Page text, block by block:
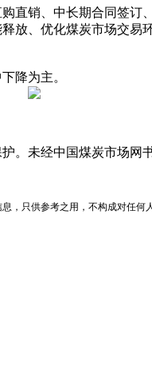
销、中长期合同签订
、优化煤炭市场交
降为主。
未经中国煤炭市场
只供参考之用，不构成对任